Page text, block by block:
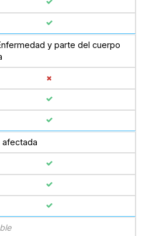
y parte del cuerpo
afectada